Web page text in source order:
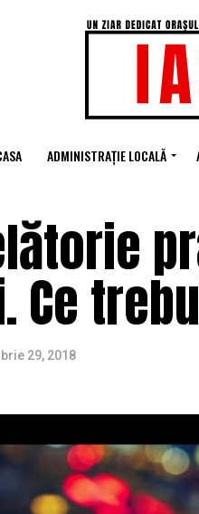
ADMINISTRAȚIE LOCALĂ
29, 2018